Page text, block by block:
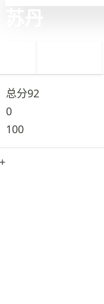
总分92
0
100
+